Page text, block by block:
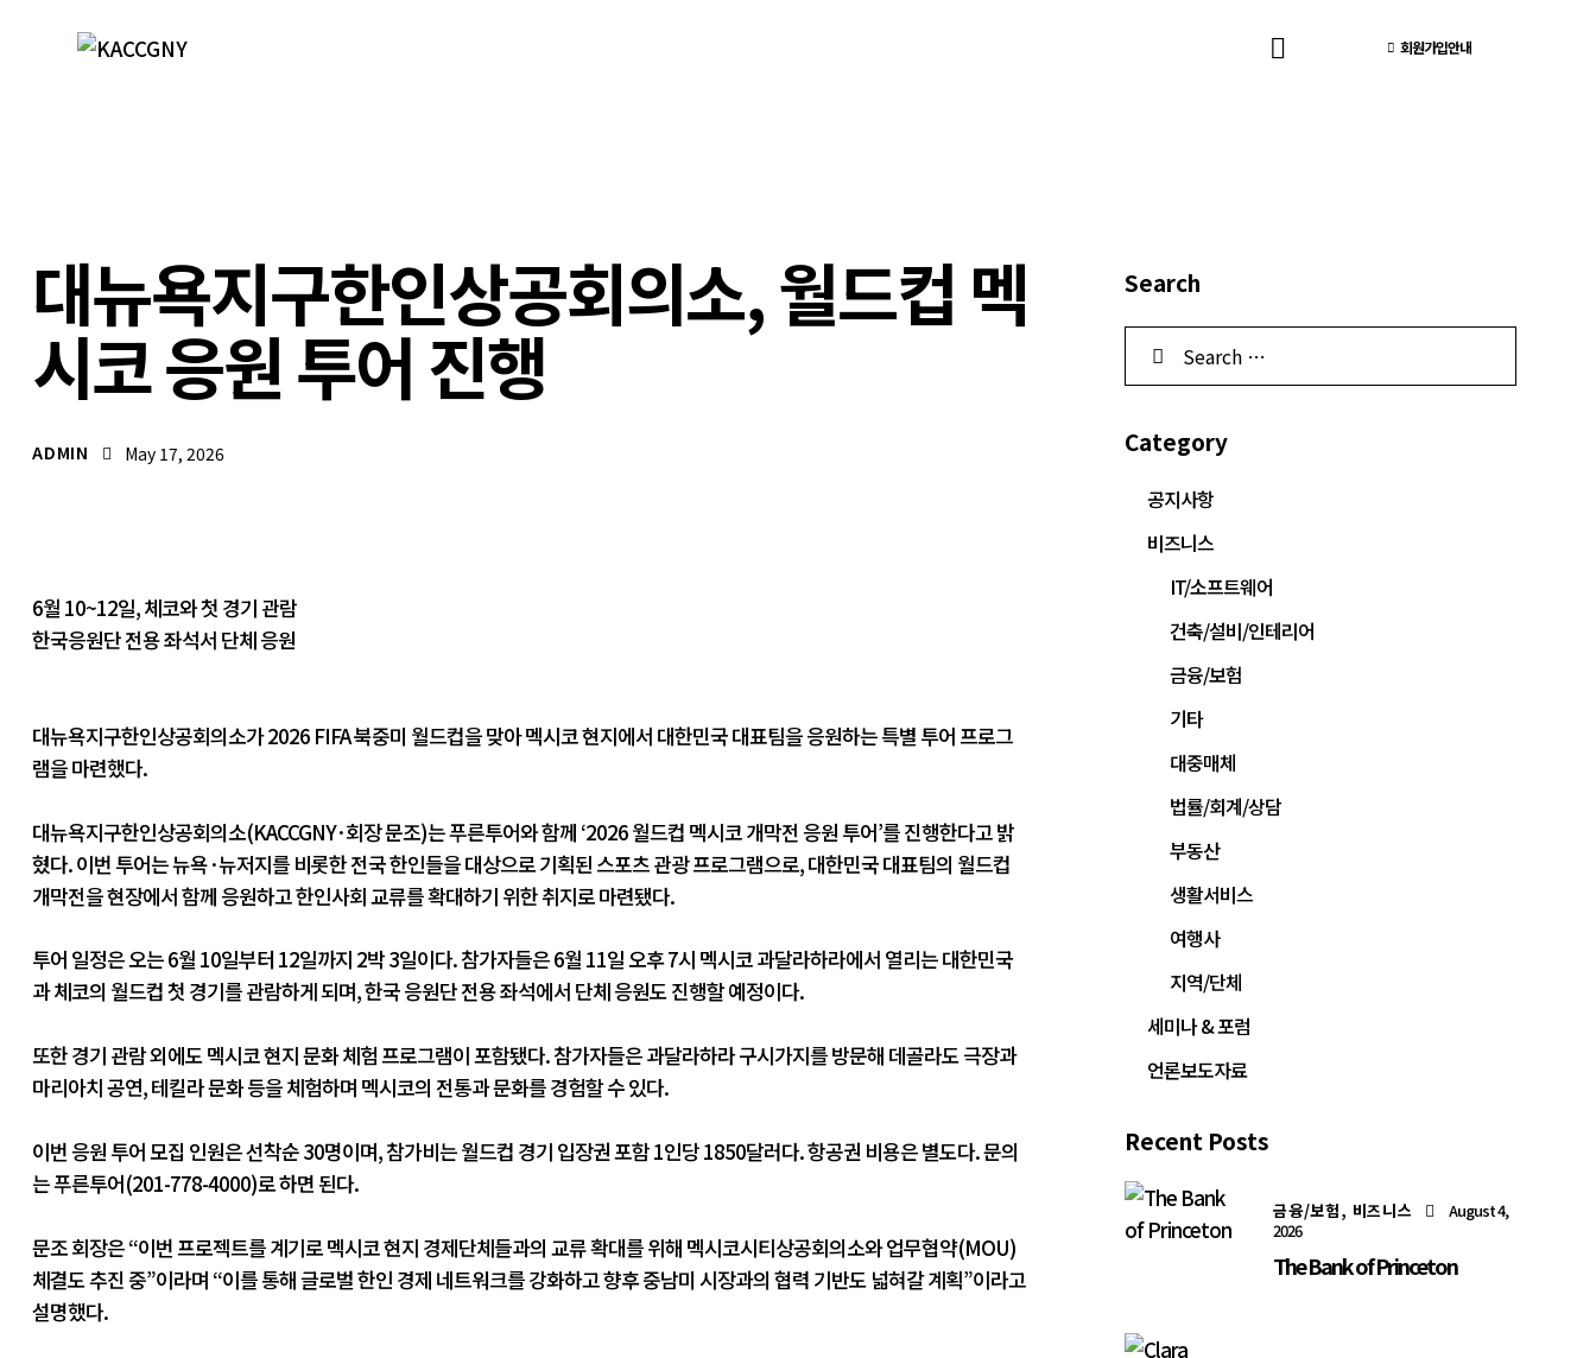
회원가입안내
대뉴욕지구한인상공회의소, 월드컵 멕
시코 응원 투어 진행
ADMIN May 17, 2026
6월 10~12일, 체코와 첫 경기 관람
한국응원단 전용 좌석서 단체 응원
대뉴욕지구한인상공회의소가 2026 FIFA 북중미 월드컵을 맞아 멕시코 현지에서 대한민국 대표팀을 응원하는 특별 투어 프로그
램을 마련했다.
대뉴욕지구한인상공회의소(KACCGNY·회장 문조)는 푸른투어와 함께 ‘2026 월드컵 멕시코 개막전 응원 투어’를 진행한다고 밝
혔다. 이번 투어는 뉴욕·뉴저지를 비롯한 전국 한인들을 대상으로 기획된 스포츠 관광 프로그램으로, 대한민국 대표팀의 월드컵
개막전을 현장에서 함께 응원하고 한인사회 교류를 확대하기 위한 취지로 마련됐다.
투어 일정은 오는 6월 10일부터 12일까지 2박 3일이다. 참가자들은 6월 11일 오후 7시 멕시코 과달라하라에서 열리는 대한민국
과 체코의 월드컵 첫 경기를 관람하게 되며, 한국 응원단 전용 좌석에서 단체 응원도 진행할 예정이다.
또한 경기 관람 외에도 멕시코 현지 문화 체험 프로그램이 포함됐다. 참가자들은 과달라하라 구시가지를 방문해 데골라도 극장과
마리아치 공연, 테킬라 문화 등을 체험하며 멕시코의 전통과 문화를 경험할 수 있다.
이번 응원 투어 모집 인원은 선착순 30명이며, 참가비는 월드컵 경기 입장권 포함 1인당 1850달러다. 항공권 비용은 별도다. 문의
는 푸른투어(201-778-4000)로 하면 된다.
문조 회장은 “이번 프로젝트를 계기로 멕시코 현지 경제단체들과의 교류 확대를 위해 멕시코시티상공회의소와 업무협약(MOU)
체결도 추진 중”이라며 “이를 통해 글로벌 한인 경제 네트워크를 강화하고 향후 중남미 시장과의 협력 기반도 넓혀갈 계획”이라고
설명했다.
Search
Category
공지사항
비즈니스
IT/소프트웨어
건축/설비/인테리어
금융/보험
기타
대중매체
법률/회계/상담
부동산
생활서비스
여행사
지역/단체
세미나 & 포럼
언론보도자료
Recent Posts
금융/보험, 비즈니스
August 4,
2026
The Bank of Princeton